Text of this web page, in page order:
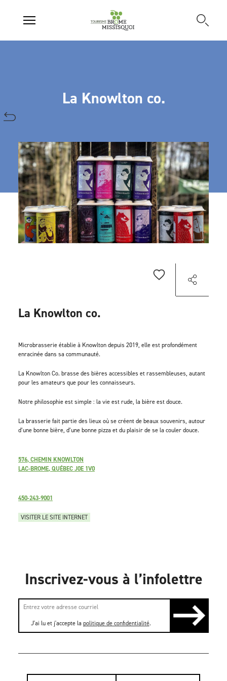
La Knowlton co.
576, CHEMIN KNOWLTON
LAC-BROME, QUÉBEC J0E 1V0
450-243-9001
VISITER LE SITE INTERNET
La Knowlton co.
Microbrasserie établie à Knowlton depuis 2019, elle est profondément
enracinée dans sa communauté.
La Knowlton Co. brasse des bières accessibles et rassembleuses, autant
pour les amateurs que pour les connaisseurs.
Notre philosophie est simple : la vie est rude, la bière est douce.
La brasserie fait partie des lieux où se créent de beaux souvenirs, autour
d’une bonne bière, d’une bonne pizza et du plaisir de se la couler douce.
Inscrivez-vous à l’infolettre
J'ai lu et j'accepte la politique de confidentialité.